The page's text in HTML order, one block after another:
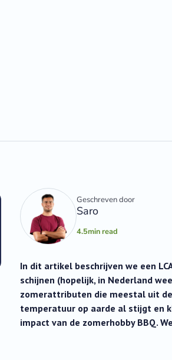
Geschreven door
Saro
4.5min read
In dit artikel beschrijven we een
schijnen (hopelijk, in Nederland
zomerattributen die meestal uit
temperatuur op aarde al stijgt en
impact van de zomerhobby BBQ.